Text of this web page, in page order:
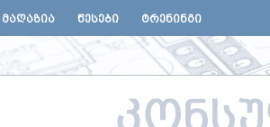
ᲛᲐᲦᲐᲖᲘᲐ ᲬᲔᲡᲔᲑᲘ ᲢᲠᲔᲜᲘᲜᲒᲘ